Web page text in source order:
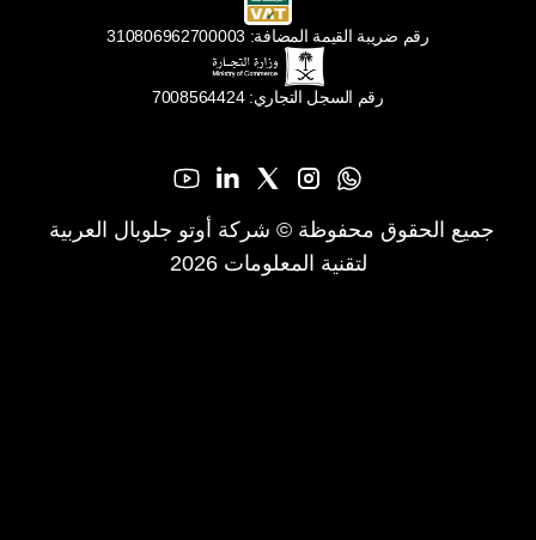
رقم ضريبة القيمة المضافة: 310806962700003
رقم السجل التجاري: 7008564424
لتقنية المعلومات 2026